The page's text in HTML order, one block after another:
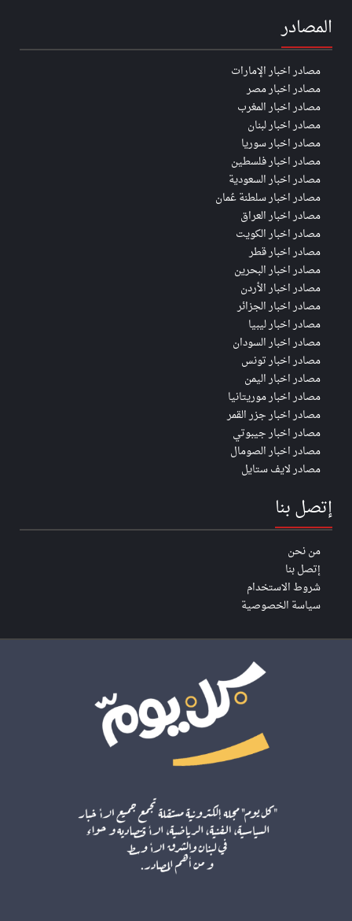
المصادر
مصادر اخبار الإمارات
مصادر اخبار مصر
مصادر اخبار المغرب
مصادر اخبار لبنان
مصادر اخبار سوريا
مصادر اخبار فلسطين
مصادر اخبار السعودية
مصادر اخبار سلطنة عُمان
مصادر اخبار العراق
مصادر اخبار الكويت
مصادر اخبار قطر
مصادر اخبار البحرين
مصادر اخبار الأردن
مصادر اخبار الجزائر
مصادر اخبار ليبيا
مصادر اخبار السودان
مصادر اخبار تونس
مصادر اخبار اليمن
مصادر اخبار موريتانيا
مصادر اخبار جزر القمر
مصادر اخبار جيبوتي
مصادر اخبار الصومال
مصادر لايف ستايل
إتصل بنا
من نحن
إتصل بنا
شروط الاستخدام
سياسة الخصوصية